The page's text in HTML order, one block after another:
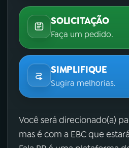
SOLICITAÇÃO
Faça um pedido.
SIMPLIFIQUE
Sugira melhorias.
Você será direcionado(a)
mas é com a EBC que